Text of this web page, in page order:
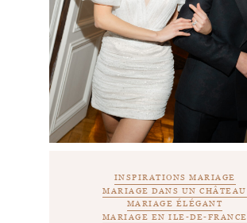
INSPIRATIONS MARIAGE
MARIAGE DANS UN CHÂTEAU
MARIAGE ÉLÉGANT
MARIAGE EN ILE-DE-FRANCE